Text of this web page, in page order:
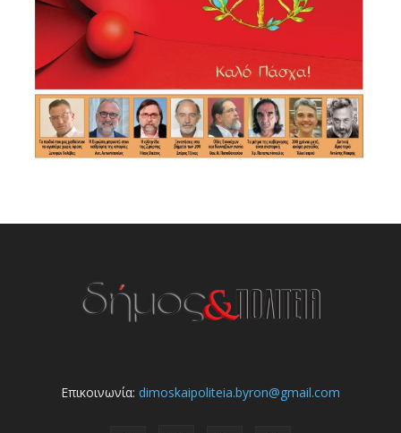
Επικοινωνία: dimoskaipoliteia.byron@gmail.com